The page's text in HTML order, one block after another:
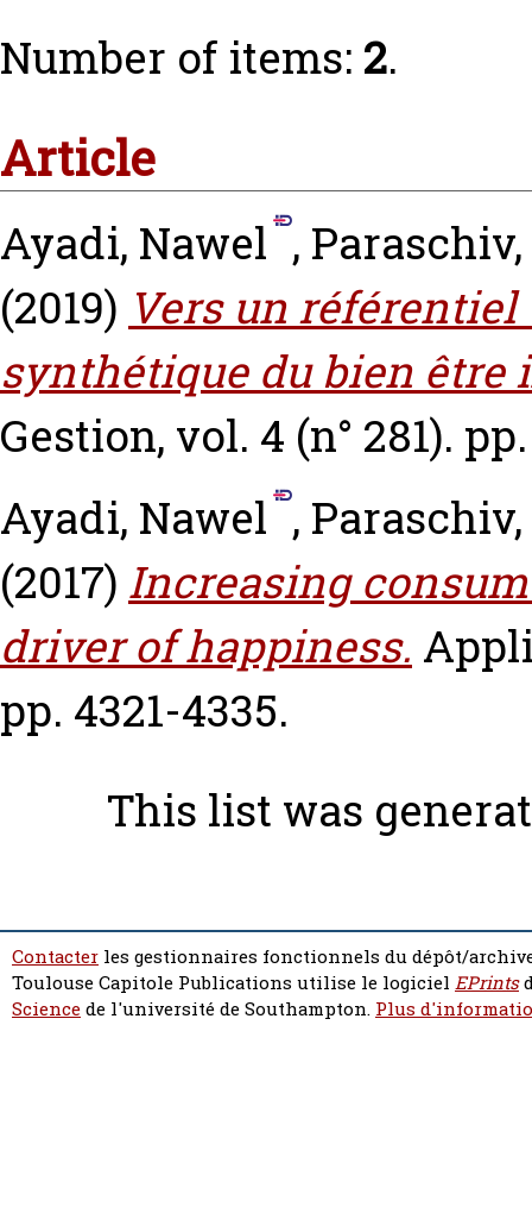
Number of items: 2.
Article
Ayadi, Nawel ,
(2019) Vers un
synthétique du bien être
Gestion, vol. 4 (n° 281).
Ayadi, Nawel ,
(2017) Increasing
driver of happiness.
pp. 4321-4335.
This list was
Contacter les gestionnaires fonctionnels du dépôt/
Toulouse Capitole Publications utilise le logiciel EPrints
Sciencede l'université de Southampton. Plus